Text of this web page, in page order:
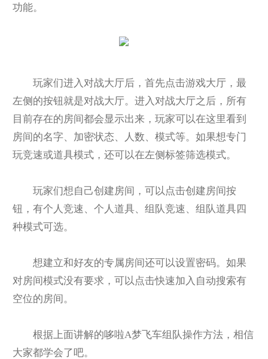
功能。
玩家们进入对战大厅后，首先点击游戏大厅，最
左侧的按钮就是对战大厅。进入对战大厅之后，所有
目前存在的房间都会显示出来，玩家可以在这里看到
房间的名字、加密状态、人数、模式等。如果想专门
玩竞速或道具模式，还可以在左侧标签筛选模式。
玩家们想自己创建房间，可以点击创建房间按
钮，有个人竞速、个人道具、组队竞速、组队道具四
种模式可选。
想建立和好友的专属房间还可以设置密码。如果
对房间模式没有要求，可以点击快速加入自动搜索有
空位的房间。
根据上面讲解的哆啦A梦飞车组队操作方法，相信
大家都学会了吧。